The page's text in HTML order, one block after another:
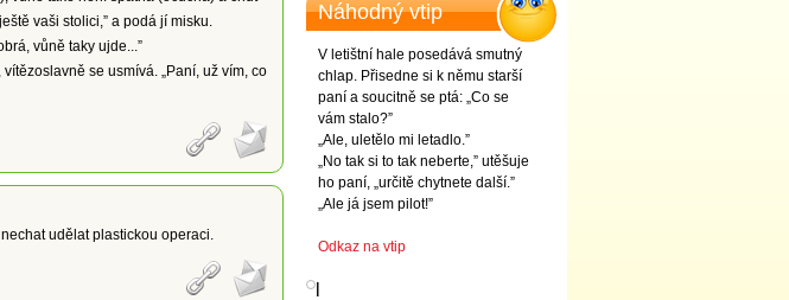
vaši stolici,” a podá jí misku.
vůně taky ujde...”
se usmívá. „Paní, už vím, co
udělat plastickou operaci.
Náhodný vtip
V letištní hale posedává smutný
chlap. Přisedne si k němu starší
paní a soucitně se ptá: „Co se
vám stalo?”
„Ale, uletělo mi letadlo.”
„No tak si to tak neberte,” utěšuje
ho paní, „určitě chytnete další.”
„Ale já jsem pilot!”
Odkaz na vtip